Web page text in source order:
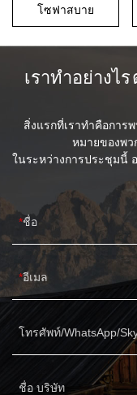
โซฟาสบาย
เราทำอย่างไ
สิ่งแรกที่เราทำคือการ
หมายของพว
ในระหว่างการประชุมนี้
ชื่อ
อีเมล
โทรศัพท์/WhatsApp/
ชื่อ บริษัท